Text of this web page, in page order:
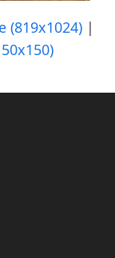
(819x1024) |